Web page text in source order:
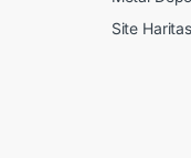
Site